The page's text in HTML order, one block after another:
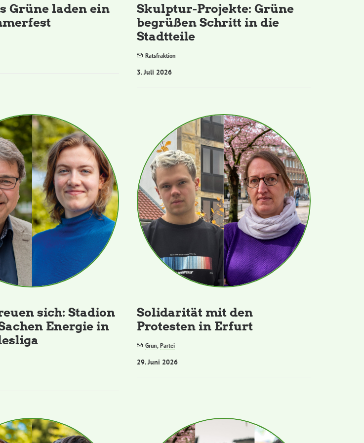
Grüne laden ein
Skulptur-Projekte: Grüne
begrüßen Schritt in die
Stadtteile
Ratsfraktion
3. Juli 2026
sich: Stadion
Energie in
Solidarität mit den
Protesten in Erfurt
Grün,Partei
29. Juni 2026